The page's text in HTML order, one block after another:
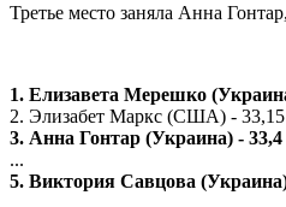
Третье место заняла Анна
1. Елизавета Мерешко
2. Элизабет Маркс (США) - 33,15
3. Анна Гонтар (Украина) - 33,4
...
5. Виктория Савцова